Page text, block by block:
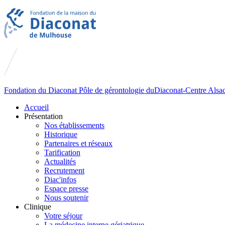
Fondation du Diaconat Pôle de gérontologie duDiaconat-Centre
Accueil
Présentation
Nos établissements
Historique
Partenaires et réseaux
Tarification
Actualités
Recrutement
Diac'infos
Espace presse
Nous soutenir
Clinique
Votre séjour